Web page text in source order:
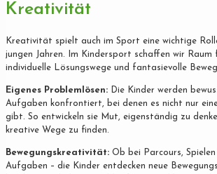
Kreativität
Kreativität spielt auch im Sport eine wichtige
jungen Jahren. Im Kindersport schaffen wir Raum
individuelle Lösungswege und fantasievolle
Eigenes Problemlösen: Die Kinder werden
Aufgaben konfrontiert, bei denen es nicht nur
gibt. So entwickeln sie Mut, eigenständig zu
kreative Wege zu finden.
Bewegungskreativität: Ob bei Parcours,
Aufgaben – die Kinder entdecken neue